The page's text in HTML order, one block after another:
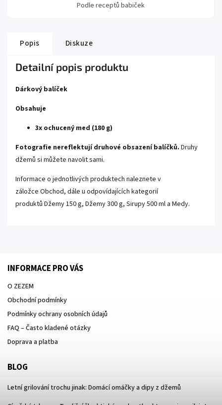
Podle receptů babiček
Popis Diskuze
Detailní popis produktu
Dárkový balíček
Obsahuje
3x ochucený med (180 g)
Fotografie nereflektují druhové obsazení balíčků. Druhy
džemů si můžete navolit sami.
Informace o jednotlivých produktech naleznete v
záložce Obchod, dále u odpovídajících kategorií
produktů Džemy 150 g, Džemy 300 g, Sirupy 500 ml a Medy.
INFORMACE PRO VÁS
O ZEZEM
Obchodní podmínky
Podmínky ochrany osobních údajů
FAQ – Často kladené otázky
Doprava a platba
BLOG
Letní grilování trochu jinak: Domácí omáčky a dipy z džemů